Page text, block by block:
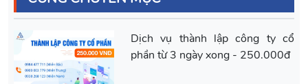
Dịch vụ thành lập công ty cổ
phần từ 3 ngày xong - 250.000đ